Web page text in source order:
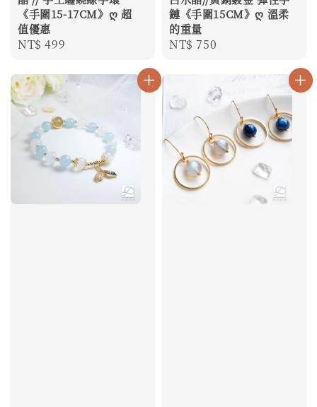
《手圍15-17CM》ღ 超
值優惠
Regular
NT$ 499
鏈《手圍15CM》ღ 溫柔
的重量
Regular
NT$ 750